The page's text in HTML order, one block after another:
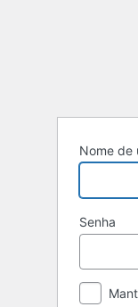
Nome de
Senha